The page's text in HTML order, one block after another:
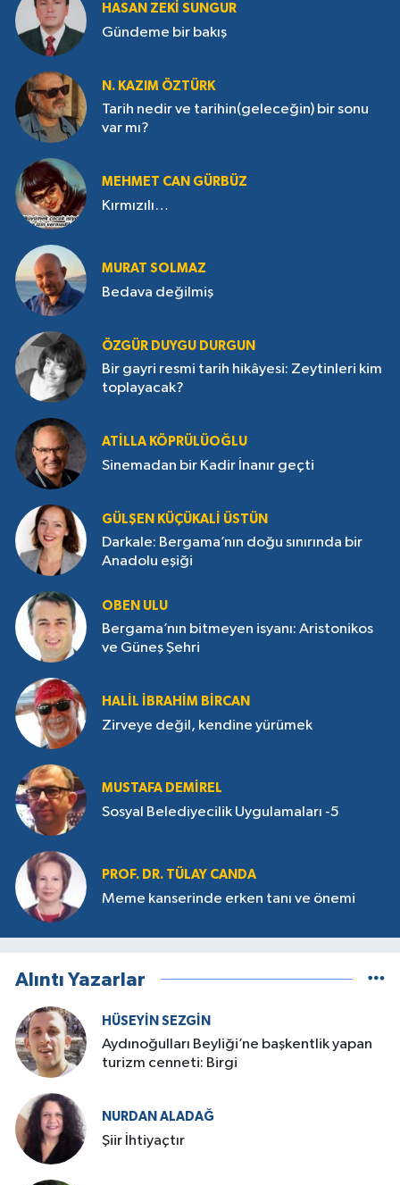
HASAN ZEKI SUNGUR
Gündeme bir bakış
N. KAZIM ÖZTÜRK
Tarih nedir ve tarihin(geleceğin) bir sonu
var mı?
MEHMET CAN GÜRBÜZ
Kırmızılı…
MURAT SOLMAZ
Bedava değilmiş
ÖZGÜR DUYGU DURGUN
Bir gayri resmi tarih hikâyesi: Zeytinleri kim
toplayacak?
ATILLA KÖPRÜLÜOĞLU
Sinemadan bir Kadir İnanır geçti
GÜLŞEN KÜÇÜKALI ÜSTÜN
Darkale: Bergama’nın doğu sınırında bir
Anadolu eşiği
OBEN ULU
Bergama’nın bitmeyen isyanı: Aristonikos
ve Güneş Şehri
HALIL İBRAHIM BIRCAN
Zirveye değil, kendine yürümek
MUSTAFA DEMIREL
Sosyal Belediyecilik Uygulamaları -5
PROF. DR. TÜLAY CANDA
Meme kanserinde erken tanı ve önemi
Alıntı Yazarlar
HÜSEYIN SEZGIN
Aydınoğulları Beyliği’ne başkentlik yapan
turizm cenneti: Birgi
NURDAN ALADAĞ
Şiir İhtiyaçtır